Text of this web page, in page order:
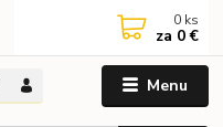
Menu
0 ks
za 0 €